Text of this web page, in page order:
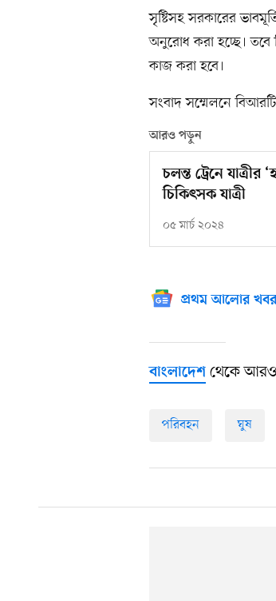
সৃষ্টিসহ সরকারের
অনুরোধ করা হচ্ছে।
কাজ করা হবে।
সংবাদ সম্মেলনে
আরও পড়ুন
চলন্ত ট্রেনে
চিকিৎসক যাত্রী
০৫ মার্চ ২০২৪
প্রথম আলোর
বাংলাদেশ থেকে
পরিবহন ঘুষ